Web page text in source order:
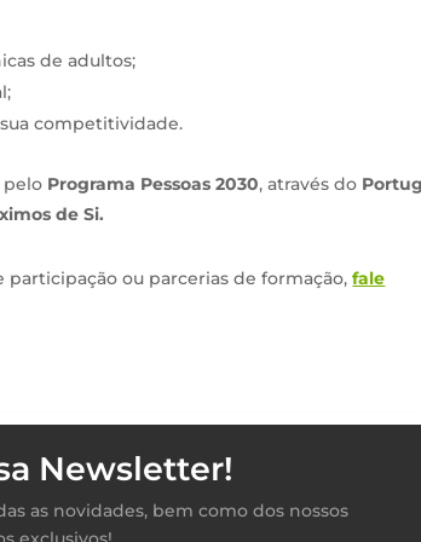
de adultos;
competitividade.
pelo Programa Pessoas 2030, através do
de Si.
participação ou parcerias de formação,fale
Newsletter!
as novidades, bem como dos nossos